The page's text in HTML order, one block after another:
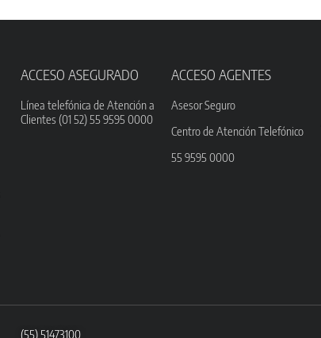
ACCESO ASEGURADO
Línea telefónica de Atención a
Clientes (01 52) 55 9595 0000
ACCESO AGENTES
Asesor Seguro
Centro de Atención Telefónico
55 9595 0000
(55) 51473100